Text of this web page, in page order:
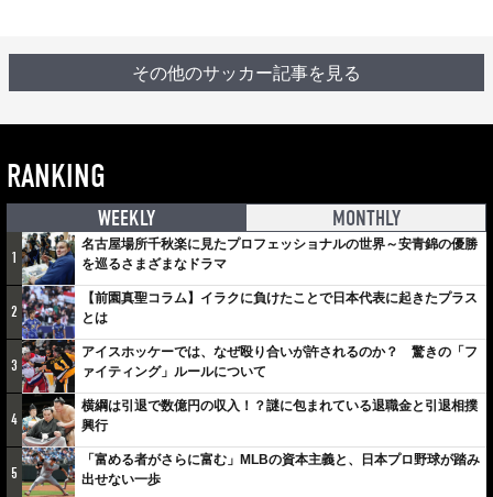
その他のサッカー記事を見る
RANKING
WEEKLY MONTHLY
1
名古屋場所千秋楽に見たプロフェッショナルの世界～安青錦の優勝
を巡るさまざまなドラマ
2
【前園真聖コラム】イラクに負けたことで日本代表に起きたプラス
とは
3
アイスホッケーでは、なぜ殴り合いが許されるのか？ 驚きの「フ
ァイティング」ルールについて
4
横綱は引退で数億円の収入！？謎に包まれている退職金と引退相撲
興行
5
「富める者がさらに富む」MLBの資本主義と、日本プロ野球が踏み
出せない一歩